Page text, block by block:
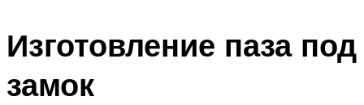
Изготовление паза под
замок